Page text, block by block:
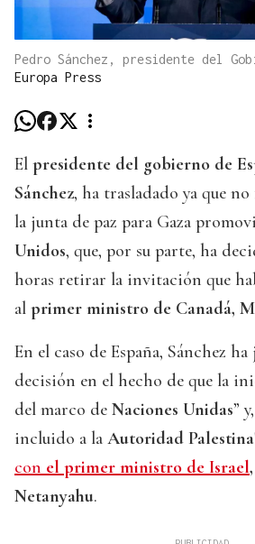
Pedro Sánchez, presidente del
Europa Press
El presidente del gobierno de
Sánchez, ha trasladado ya que
la junta de paz para Gaza
Unidos, que, por su parte, ha
horas retirar la invitación que
al primer ministro de Canadá,
En el caso de España, Sánchez
decisión en el hecho de que la
del marco de Naciones Unidas”
incluido a la Autoridad Palestina
con el primer ministro de Israel
Netanyahu.